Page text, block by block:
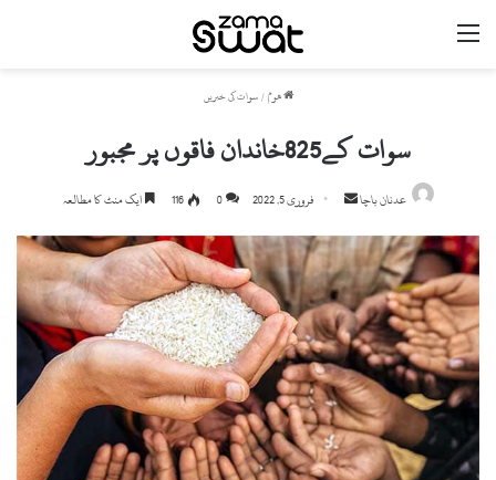
مینو
ھوم / سوات کی خبریں
سوات کے825خاندان فاقوں پر مجبور
عدنان باچا
Send
email
فروری 5, 2022 0
116 ایک منٹ کا مطالعہ